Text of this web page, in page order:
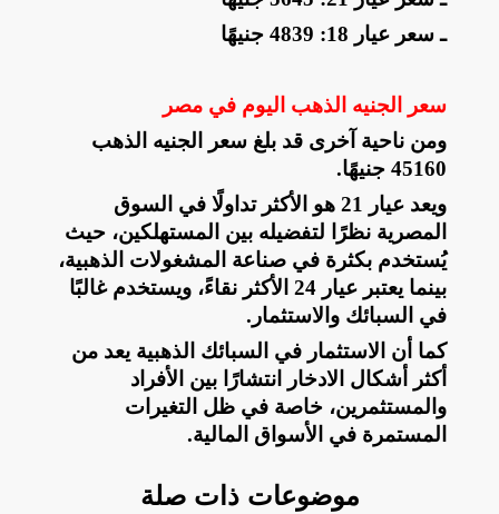
ـ سعر عيار 18: 4839 جنيهًا
سعر الجنيه الذهب اليوم في مصر
ومن ناحية آخرى قد بلغ سعر الجنيه الذهب
45160 جنيهًا
.
ويعد عيار 21 هو الأكثر تداولًا في السوق
المصرية نظرًا لتفضيله بين المستهلكين، حيث
يُستخدم بكثرة في صناعة المشغولات الذهبية،
بينما يعتبر عيار 24 الأكثر نقاءً، ويستخدم غالبًا
في السبائك والاستثمار .
كما أن الاستثمار في السبائك الذهبية يعد من
أكثر أشكال الادخار انتشارًا بين الأفراد
والمستثمرين، خاصة في ظل التغيرات
المستمرة في الأسواق المالية.
موضوعات ذات صلة